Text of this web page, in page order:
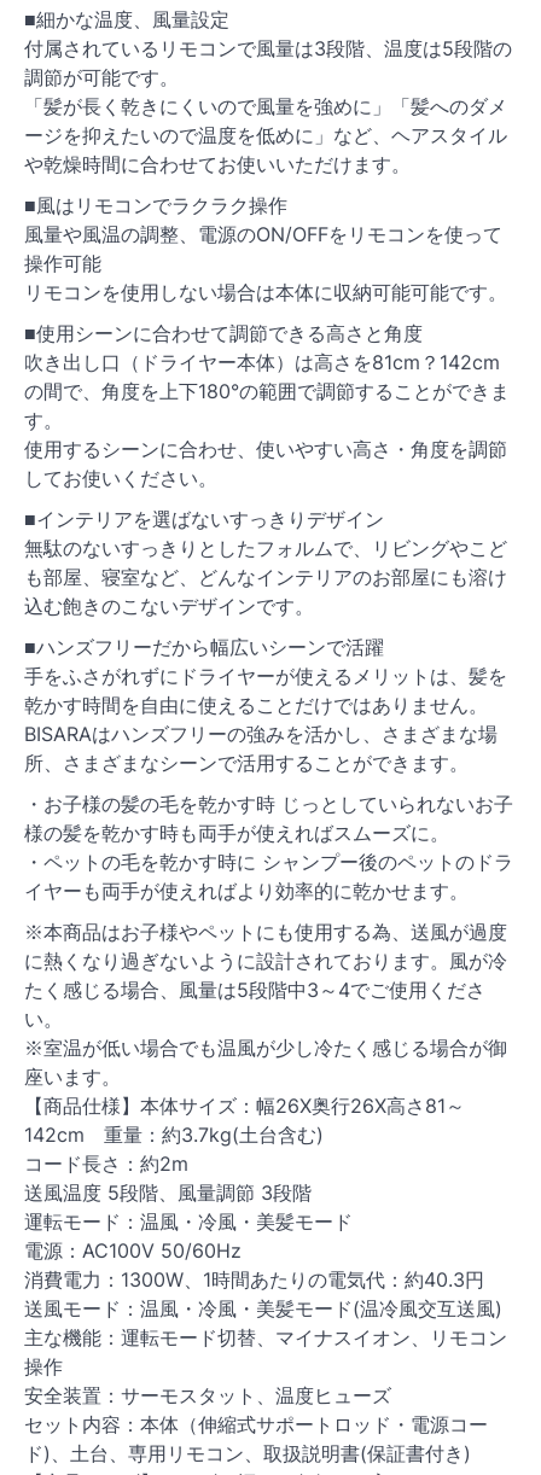
■細かな温度、風量設定
付属されているリモコンで風量は3段階、温度は5段階の
調節が可能です。
「髪が長く乾きにくいので風量を強めに」「髪へのダメ
ージを抑えたいので温度を低めに」など、ヘアスタイル
や乾燥時間に合わせてお使いいただけます。
■風はリモコンでラクラク操作
風量や風温の調整、電源のON/OFFをリモコンを使って
操作可能
リモコンを使用しない場合は本体に収納可能可能です。
■使用シーンに合わせて調節できる高さと角度
吹き出し口（ドライヤー本体）は高さを81cm？142cm
の間で、角度を上下180°の範囲で調節することができま
す。
使用するシーンに合わせ、使いやすい高さ・角度を調節
してお使いください。
■インテリアを選ばないすっきりデザイン
無駄のないすっきりとしたフォルムで、リビングやこど
も部屋、寝室など、どんなインテリアのお部屋にも溶け
込む飽きのこないデザインです。
■ハンズフリーだから幅広いシーンで活躍
手をふさがれずにドライヤーが使えるメリットは、髪を
乾かす時間を自由に使えることだけではありません。
BISARAはハンズフリーの強みを活かし、さまざまな場
所、さまざまなシーンで活用することができます。
・お子様の髪の毛を乾かす時 じっとしていられないお子
様の髪を乾かす時も両手が使えればスムーズに。
・ペットの毛を乾かす時に シャンプー後のペットのドラ
イヤーも両手が使えればより効率的に乾かせます。
※本商品はお子様やペットにも使用する為、送風が過度
に熱くなり過ぎないように設計されております。風が冷
たく感じる場合、風量は5段階中3～4でご使用くださ
い。
※室温が低い場合でも温風が少し冷たく感じる場合が御
座います。
【商品仕様】本体サイズ：幅26X奥行26X高さ81～
142cm 重量：約3.7kg(土台含む)
コード長さ：約2m
送風温度 5段階、風量調節 3段階
運転モード：温風・冷風・美髪モード
電源：AC100V 50/60Hz
消費電力：1300W、1時間あたりの電気代：約40.3円
送風モード：温風・冷風・美髪モード(温冷風交互送風)
主な機能：運転モード切替、マイナスイオン、リモコン
操作
安全装置：サーモスタット、温度ヒューズ
セット内容：本体（伸縮式サポートロッド・電源コー
ド)、土台、専用リモコン、取扱説明書(保証書付き)